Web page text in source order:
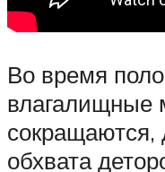
Во время
влагалищные
сокращаются,
обхвата